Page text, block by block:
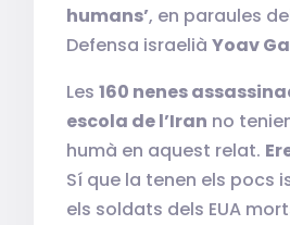
humans’, en paraules
Defensa israeliàYoav
Les160 nenes
escola de l’Iran no
humà en aquest relat.
Sí que la tenen els pocs
els soldats dels EUA